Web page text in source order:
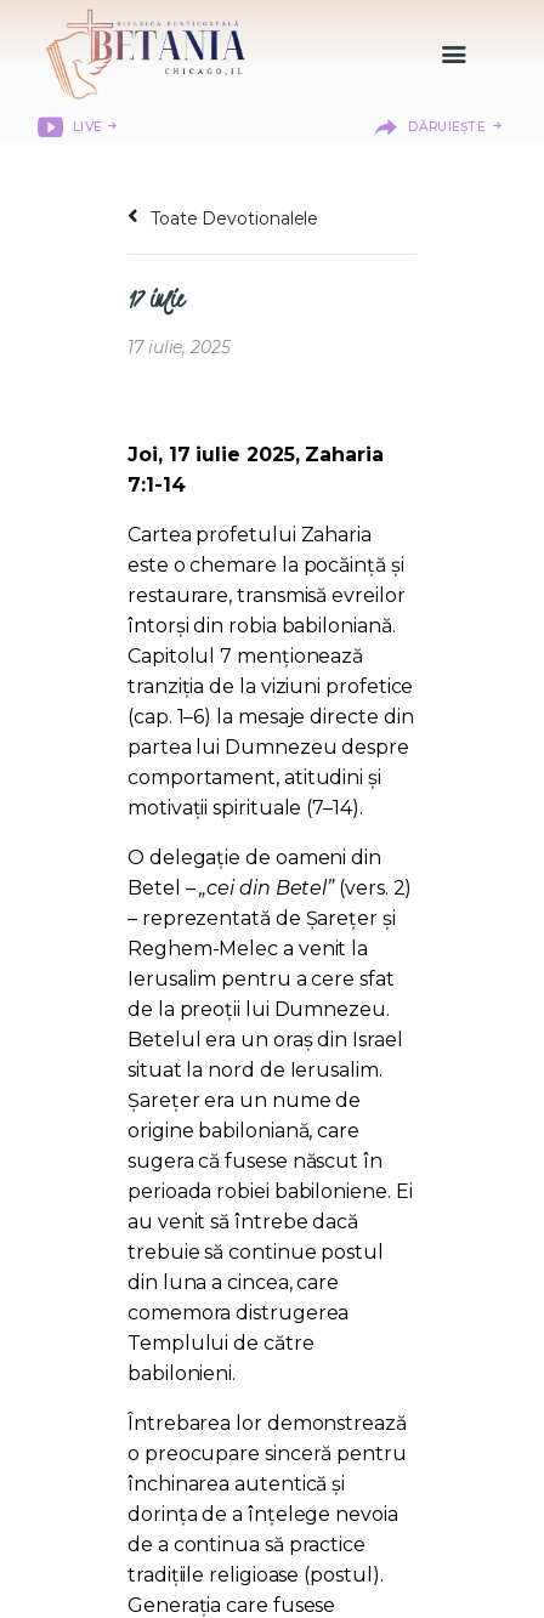
LIVE DĂRUIEȘTE
DESPRE NOI
CITIREA BIBLIEI
MISIUNEA BETANIA
LOGIN MEMBER
PORTAL
Toate Devotionalele
17 iulie
17 iulie, 2025
Joi, 17 iulie 2025, Zaharia
7:1-14
Cartea profetului Zaharia
este o chemare la pocăință și
restaurare, transmisă evreilor
întorși din robia babiloniană.
Capitolul 7 menționează
tranziția de la viziuni profetice
(cap. 1–6) la mesaje directe din
partea lui Dumnezeu despre
comportament, atitudini și
motivații spirituale (7–14).
O delegație de oameni din
Betel –„cei din Betel”(vers. 2)
– reprezentată de Șarețer și
Reghem-Melec a venit la
Ierusalim pentru a cere sfat
de la preoții lui Dumnezeu.
Betelul era un oraș din Israel
situat la nord de Ierusalim.
Șarețer era un nume de
origine babiloniană, care
sugera că fusese născut în
perioada robiei babiloniene. Ei
au venit să întrebe dacă
trebuie să continue postul
din luna a cincea, care
comemora distrugerea
Templului de către
babilonieni.
Întrebarea lor demonstrează
o preocupare sinceră pentru
închinarea autentică și
dorința de a înțelege nevoia
de a continua să practice
tradițiile religioase (postul).
Generația care fusese